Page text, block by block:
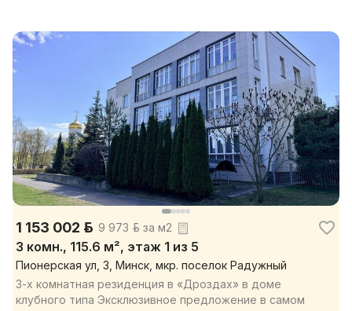
1 153 002 р. 9 973 р. за м2
3 комн., 115.6 м², этаж 1 из 5
Пионерская ул, 3, Минск, мкр. поселок Радужный
3-х комнатная резиденция в «Дроздах» в доме
клубного типа Эксклюзивное предложение в самом